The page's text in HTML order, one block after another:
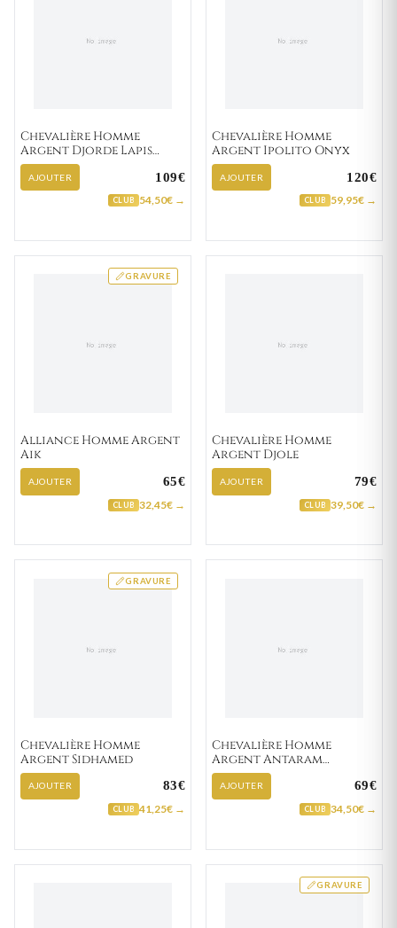
Chevalière Homme
Argent Djorde Lapis
Lazuli
AJOUTER 109€
CLUB 54,50€ →
Chevalière Homme
Argent Ipolito Onyx
AJOUTER 120€
CLUB 59,95€ →
GRAVURE
Alliance Homme Argent
Aik
AJOUTER 65€
CLUB 32,45€ →
Chevalière Homme
Argent Djole
AJOUTER 79€
CLUB 39,50€ →
GRAVURE
Chevalière Homme
Argent Sidhamed
AJOUTER 83€
CLUB 41,25€ →
Chevalière Homme
Argent Antaram
Zirconium
AJOUTER 69€
CLUB 34,50€ →
GRAVURE